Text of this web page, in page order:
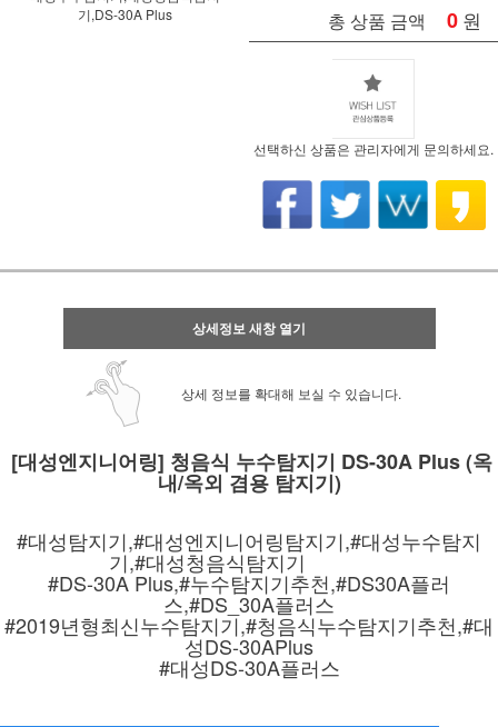
기,DS-30A Plus
총 상품 금액 0 원
선택하신 상품은 관리자에게 문의하세요.
상세정보 새창 열기
상세 정보를 확대해 보실 수 있습니다.
[대성엔지니어링] 청음식 누수탐지기 DS-30A Plus (옥
내/옥외 겸용 탐지기)
#대성탐지기,#대성엔지니어링탐지기,#대성누수탐지
기,#대성청음식탐지기
#DS-30A Plus,#누수탐지기추천,#DS30A플러
스,#DS_30A플러스
#2019년형최신누수탐지기,#청음식누수탐지기추천,#대
성DS-30APlus
#대성DS-30A플러스